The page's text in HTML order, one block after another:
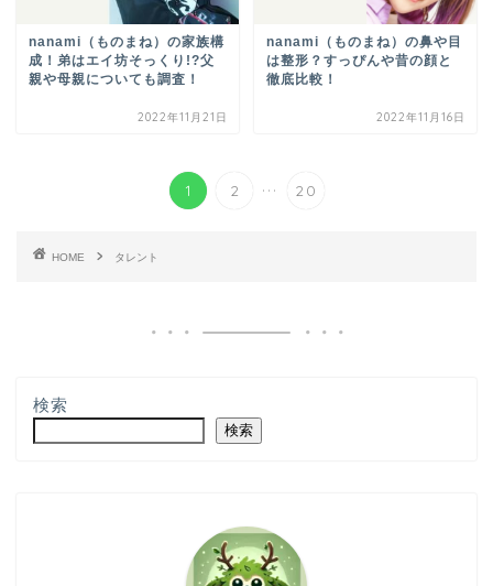
nanami（ものまね）の家族構
成！弟はエイ坊そっくり!?父
親や母親についても調査！
2022年11月21日
nanami（ものまね）の鼻や目
は整形？すっぴんや昔の顔と
徹底比較！
2022年11月16日
1 2 ... 20
HOME タレント
検索
検索